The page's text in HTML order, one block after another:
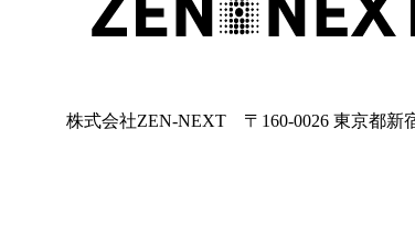
株式会社ZEN-NEXT 〒160-0026 東京都新